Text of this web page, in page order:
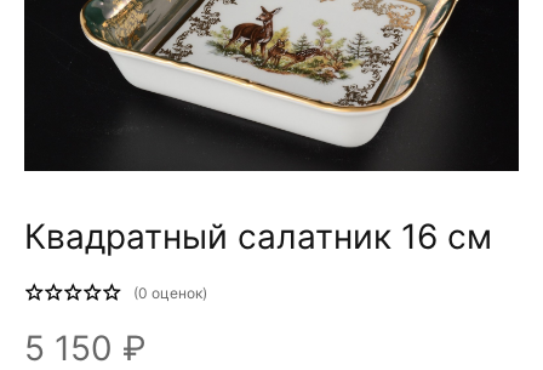
Квадратный салатник 16 см
(0 оценок)
5 150 ₽